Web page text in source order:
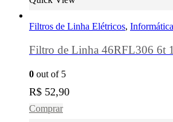
Filtros de Linha Elétricos, Informática
Filtro de Linha 46RFL306 6t
0 out of 5
R$ 52,90
Comprar